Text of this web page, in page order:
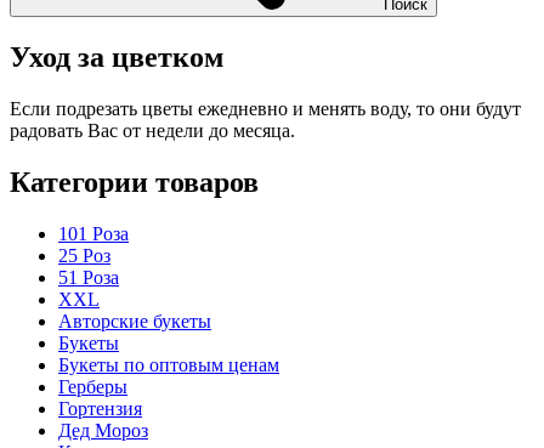
Поиск
Уход за цветком
Если подрезать цветы ежедневно и менять воду, то они будут
радовать Вас от недели до месяца.
Категории товаров
101 Роза
25 Роз
51 Роза
XXL
Авторские букеты
Букеты
Букеты по оптовым ценам
Герберы
Гортензия
Дед Мороз